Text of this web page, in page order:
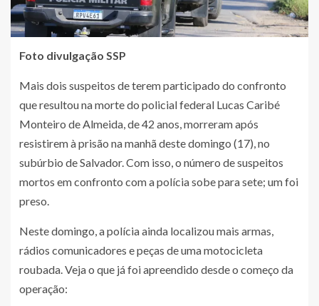
Foto divulgação SSP
Mais dois suspeitos de terem participado do confronto
que resultou na morte do policial federal Lucas Caribé
Monteiro de Almeida, de 42 anos, morreram após
resistirem à prisão na manhã deste domingo (17), no
subúrbio de Salvador. Com isso, o número de suspeitos
mortos em confronto com a polícia sobe para sete; um foi
preso.
Neste domingo, a polícia ainda localizou mais armas,
rádios comunicadores e peças de uma motocicleta
roubada. Veja o que já foi apreendido desde o começo da
operação: